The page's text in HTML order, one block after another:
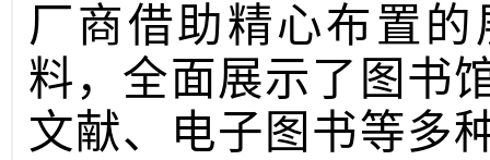
厂商借助精心布置
料，全面展示了图书
文献、电子图书等多